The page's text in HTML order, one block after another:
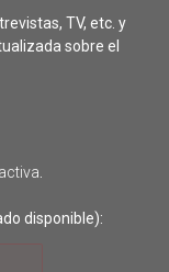
TV, etc. y
sobre el
disponible):